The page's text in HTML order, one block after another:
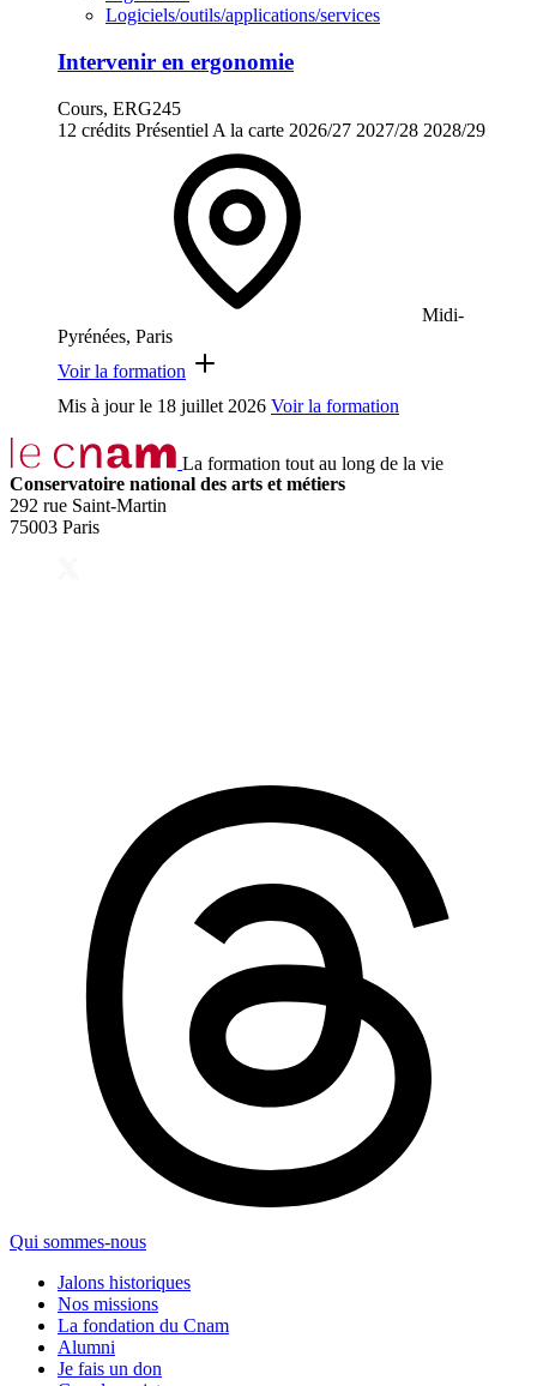
Logiciels/outils/applications/services
Intervenir en ergonomie
Cours, ERG245
12 crédits Présentiel A la carte 2026/27 2027/28 2028/29
Midi-
Pyrénées, Paris
Voir la formation
Mis à jour le 18 juillet 2026 Voir la formation
La formation tout au long de la vie
Conservatoire national des arts et métiers
292 rue Saint-Martin
75003 Paris
Qui sommes-nous
Jalons historiques
Nos missions
La fondation du Cnam
Alumni
Je fais un don